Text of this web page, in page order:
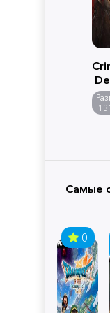
Самые
0